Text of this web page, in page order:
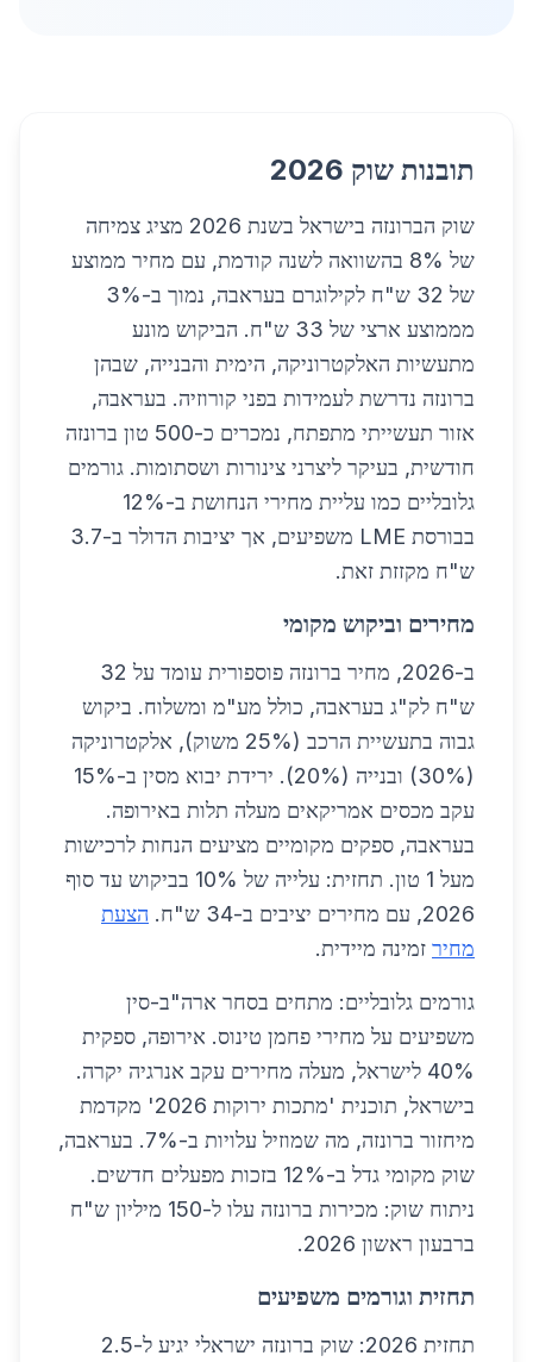
תובנות שוק 2026
שוק הברונזה בישראל בשנת 2026 מציג צמיחה
של 8% בהשוואה לשנה קודמת, עם מחיר ממוצע
של 32 ש"ח לקילוגרם בעראבה, נמוך ב-3%
מממוצע ארצי של 33 ש"ח. הביקוש מונע
מתעשיות האלקטרוניקה, הימית והבנייה, שבהן
ברונזה נדרשת לעמידות בפני קורוזיה. בעראבה,
אזור תעשייתי מתפתח, נמכרים כ-500 טון ברונזה
חודשית, בעיקר ליצרני צינורות ושסתומות. גורמים
גלובליים כמו עליית מחירי הנחושת ב-12%
בבורסת LME משפיעים, אך יציבות הדולר ב-3.7
ש"ח מקזזת זאת.
מחירים וביקוש מקומי
ב-2026, מחיר ברונזה פוספורית עומד על 32
ש"ח לק"ג בעראבה, כולל מע"מ ומשלוח. ביקוש
גבוה בתעשיית הרכב (25% משוק), אלקטרוניקה
(30%) ובנייה (20%). ירידת יבוא מסין ב-15%
עקב מכסים אמריקאים מעלה תלות באירופה.
בעראבה, ספקים מקומיים מציעים הנחות לרכישות
מעל 1 טון. תחזית: עלייה של 10% בביקוש עד סוף
2026, עם מחירים יציבים ב-34 ש"ח.
הצעת
מחיר זמינה מיידית.
גורמים גלובליים: מתחים בסחר ארה"ב-סין
משפיעים על מחירי פחמן טינוס. אירופה, ספקית
40% לישראל, מעלה מחירים עקב אנרגיה יקרה.
בישראל, תוכנית 'מתכות ירוקות 2026' מקדמת
מיחזור ברונזה, מה שמוזיל עלויות ב-7%. בעראבה,
שוק מקומי גדל ב-12% בזכות מפעלים חדשים.
ניתוח שוק: מכירות ברונזה עלו ל-150 מיליון ש"ח
ברבעון ראשון 2026.
תחזית וגורמים משפיעים
תחזית 2026: שוק ברונזה ישראלי יגיע ל-2.5